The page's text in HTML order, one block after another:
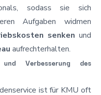
sodass sie sich
Aufgaben widmen
senken und
aufrechterhalten.
und Verbesserung des
ist für KMU oft